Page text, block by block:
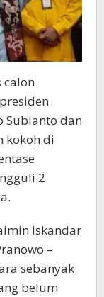
calon
Subianto dan
kokoh di
2
Iskandar
–
sebanyak
belum